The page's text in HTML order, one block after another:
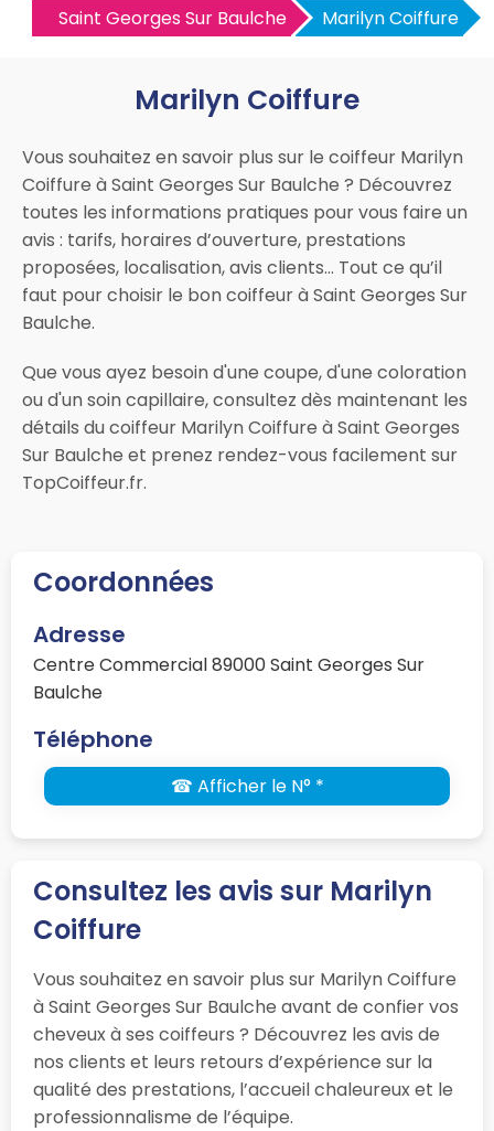
Saint Georges Sur Baulche
Marilyn Coiffure
Marilyn Coiffure
Vous souhaitez en savoir plus sur le coiffeur Marilyn
Coiffure à Saint Georges Sur Baulche ? Découvrez
toutes les informations pratiques pour vous faire un
avis : tarifs, horaires d’ouverture, prestations
proposées, localisation, avis clients… Tout ce qu’il
faut pour choisir le bon coiffeur à Saint Georges Sur
Baulche.
Que vous ayez besoin d'une coupe, d'une coloration
ou d'un soin capillaire, consultez dès maintenant les
détails du coiffeur Marilyn Coiffure à Saint Georges
Sur Baulche et prenez rendez-vous facilement sur
TopCoiffeur.fr.
Coordonnées
Adresse
Centre Commercial 89000 Saint Georges Sur
Baulche
Téléphone
☎ Afficher le N° *
Consultez les avis sur Marilyn
Coiffure
Vous souhaitez en savoir plus sur Marilyn Coiffure
à Saint Georges Sur Baulche avant de confier vos
cheveux à ses coiffeurs ? Découvrez les avis de
nos clients et leurs retours d’expérience sur la
qualité des prestations, l’accueil chaleureux et le
professionnalisme de l’équipe.